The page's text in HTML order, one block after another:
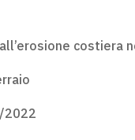
2022